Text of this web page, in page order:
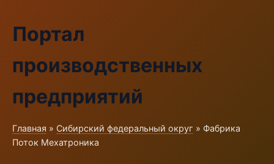
Портал
производственных
предприятий
Главная » Сибирский федеральный округ » Фабрика
Поток Мехатроника